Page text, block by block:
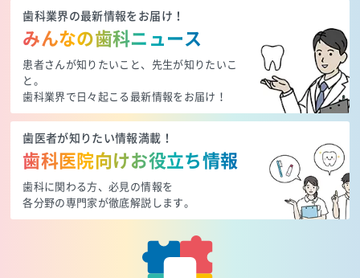
歯科業界の最新情報をお届け！
みんなの歯科ニュース
患者さんが知りたいこと、先生が知りたいこ
と。
歯科業界で日々起こる最新情報をお届け！
歯医者が知りたい情報満載！
歯科医院向けお役立ち情報
歯科に関わる方、必見の情報を
各分野の専門家が徹底解説します。